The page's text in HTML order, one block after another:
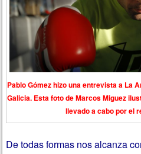
Pablo Gómez hizo una entrevista a La
Galicia. Esta foto de Marcos Miguez
llevado a cabo por el
De todas formas nos alcanza